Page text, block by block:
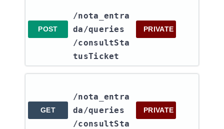
POST
/nota_entra
da​/queries​
/consultSta
tusTicket
PRIVATE
GET
/nota_entra
da​/queries​
/consultSta
PRIVATE